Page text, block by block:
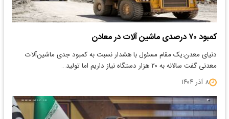
کمبود ۷۰ درصدی ماشین‌ آلات در معادن
دنیای معدن:یک مقام مسئول با هشدار نسبت به کمبود جدی ماشین‌آلات
معدنی گفت سالانه به ۲۰ هزار دستگاه نیاز داریم اما تولید…
۸ آذر ۱۴۰۴